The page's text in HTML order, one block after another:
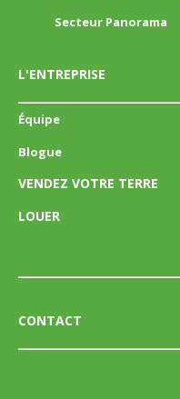
Secteur Panorama
L'ENTREPRISE
Équipe
Blogue
VENDEZ VOTRE TERRE
LOUER
CONTACT